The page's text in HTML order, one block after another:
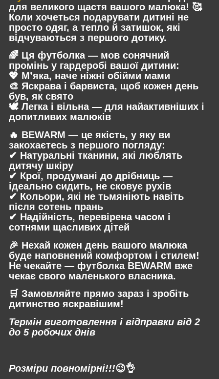
для великого щастя вашого малюка! 🥰
Коли хочеться подарувати дитині не
просто одяг, а тепло й затишок, які
відчуваються з першого дотику.
🌈 Ця футболка — мов сонячний
промінь у гардеробі вашої дитини:
💖 М’яка, наче ніжні обійми мами
🎨 Яскрава і барвиста, щоб кожен день
був, як свято
🕊 Легка і вільна — для найактивніших і
допитливих малюків
🔥 BEWARM — це якість, у яку ви
закохаєтесь з першого погляду:
✔ Натуральні тканини, які люблять
дитячу шкіру
✔ Крої, продумані до дрібниць —
ідеально сидить, не сковує рухів
✔ Кольори, які не тьмяніють навіть
після сотень прань
✔ Надійність, перевірена часом і
сотнями щасливих дітей
🎉 Нехай кожен день вашого малюка
буде наповнений комфортом і стилем!
Не чекайте — футболка BEWARM вже
чекає свого маленького власника.
🛒 Замовляйте прямо зараз і зробіть
дитинство яскравішим!
Термін виготовлення і відправки від 2
до 5 робочих днів
Розміри повномірні!!!😉👌